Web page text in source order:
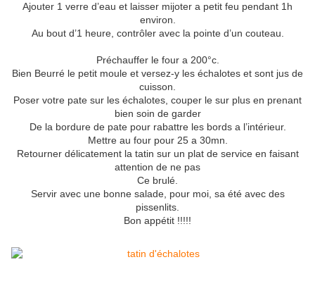
Ajouter 1 verre d’eau et laisser mijoter a petit feu pendant 1h
environ.
Au bout d’1 heure, contrôler avec la pointe d’un couteau.
Préchauffer le four a 200°c.
Bien Beurré le petit moule et versez-y les échalotes et sont jus de
cuisson.
Poser votre pate sur les échalotes, couper le sur plus en prenant
bien soin de garder
De la bordure de pate pour rabattre les bords a l’intérieur.
Mettre au four pour 25 a 30mn.
Retourner délicatement la tatin sur un plat de service en faisant
attention de ne pas
Ce brulé.
Servir avec une bonne salade, pour moi, sa été avec des
pissenlits.
Bon appétit !!!!!